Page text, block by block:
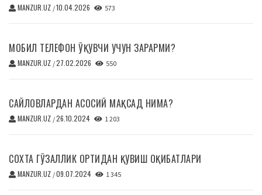
MANZUR.UZ /10.04.2026 573
МОБИЛ ТЕЛЕФОН ЎҚУВЧИ УЧУН ЗАРАРМИ?
MANZUR.UZ /27.02.2026 550
САЙЛОВЛАРДАН АСОСИЙ МАҚСАД НИМА?
MANZUR.UZ /26.10.2024 1 203
СОХТА ГЎЗАЛЛИК ОРТИДАН ҚУВИШ ОҚИБАТЛАРИ
MANZUR.UZ /09.07.2024 1 345